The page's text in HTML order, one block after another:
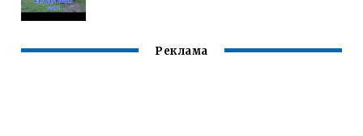
Реклама